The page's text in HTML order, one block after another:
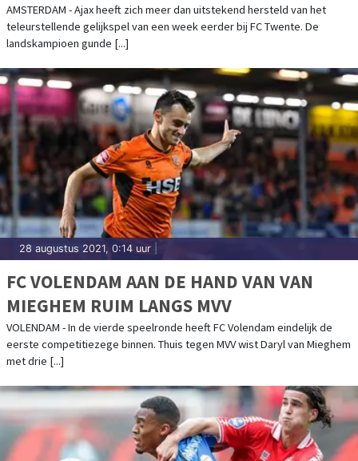
AMSTERDAM - Ajax heeft zich meer dan uitstekend hersteld van het
teleurstellende gelijkspel van een week eerder bij FC Twente. De
landskampioen gunde [...]
28 augustus 2021, 0:14 uur
FC VOLENDAM AAN DE HAND VAN VAN
MIEGHEM RUIM LANGS MVV
VOLENDAM - In de vierde speelronde heeft FC Volendam eindelijk de
eerste competitiezege binnen. Thuis tegen MVV wist Daryl van Mieghem
met drie [...]